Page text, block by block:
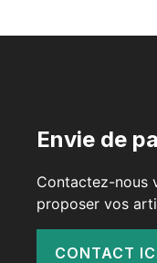
Envie de
Contactez-nous
proposer vos
CONTACT